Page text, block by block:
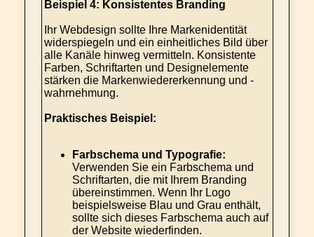
Beispiel 4: Konsistentes Branding
Ihr Webdesign sollte Ihre Markenidentität
widerspiegeln und ein einheitliches Bild über
alle Kanäle hinweg vermitteln. Konsistente
Farben, Schriftarten und Designelemente
stärken die Markenwiedererkennung und -
wahrnehmung.
Praktisches Beispiel:
Farbschema und Typografie:
Verwenden Sie ein Farbschema und
Schriftarten, die mit Ihrem Branding
übereinstimmen. Wenn Ihr Logo
beispielsweise Blau und Grau enthält,
sollte sich dieses Farbschema auch auf
der Website wiederfinden.